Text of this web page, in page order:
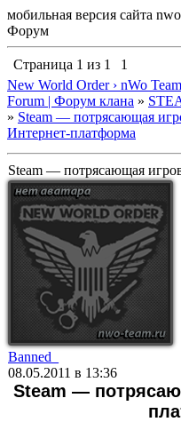
мобильная версия сайта
Форум
Страница 1 из 1
1
New World Order › nWo Team
Forum | Форум клана »
» Steam — потрясающая
Интернет-платформа
Steam — потрясающая
Banned_
08.05.2011 в 13:36
Steam —